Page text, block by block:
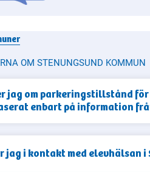
OM STENUNGSUND KOMMUN
jag om parkeringstillstånd
enbart på information
jag i kontakt med elevhälsan i